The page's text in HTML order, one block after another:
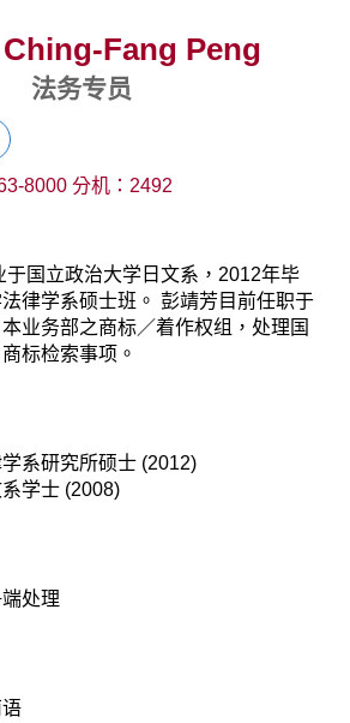
Fang Peng
法务专员
8000 分机： 2492
于国立政治大学日文系，2012年毕
律学系硕士班。 彭靖芳目前任职于
业务部之商标／着作权组，处理国
标检索事项。
系研究所硕士 (2012)
学士 (2008)
处理